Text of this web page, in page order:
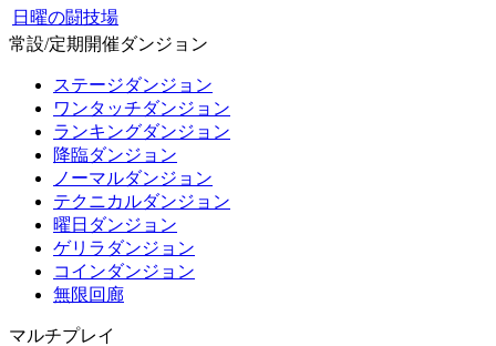
日曜の闘技場
常設/定期開催ダンジョン
ステージダンジョン
ワンタッチダンジョン
ランキングダンジョン
降臨ダンジョン
ノーマルダンジョン
テクニカルダンジョン
曜日ダンジョン
ゲリラダンジョン
コインダンジョン
無限回廊
マルチプレイ